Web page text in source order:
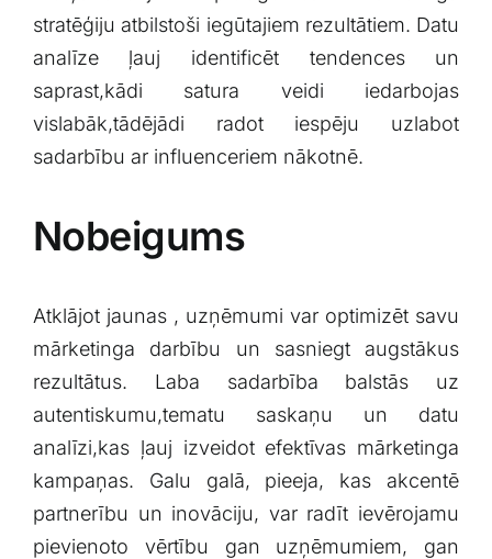
‌stratēģiju atbilstoši iegūtajiem rezultātiem. Datu
analīze ļauj identificēt tendences un
saprast,kādi satura veidi ‍iedarbojas
‍vislabāk,tādējādi ⁣radot iespēju uzlabot
sadarbību ar ‌influenceriem nākotnē.
Nobeigums
Atklājot jaunas , uzņēmumi var optimizēt savu
⁢mārketinga ⁣darbību un sasniegt ⁤augstākus
rezultātus. Laba sadarbība balstās⁤ uz
autentiskumu,tematu saskaņu ‍un datu
⁢analīzi,kas ļauj izveidot efektīvas⁣ mārketinga
‍kampaņas. Galu galā, pieeja, kas akcentē
partnerību ​un inovāciju, var radīt ​ievērojamu
⁣pievienoto vērtību gan uzņēmumiem, gan